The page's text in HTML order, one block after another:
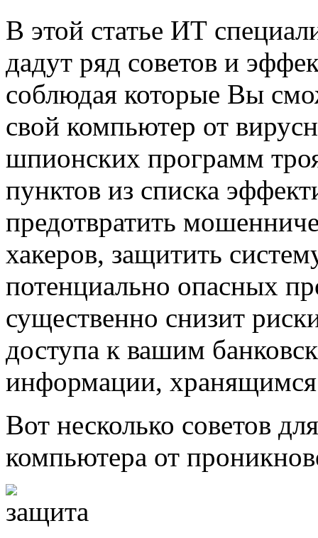
В этой статье ИТ
дадут ряд советов и
соблюдая которые Вы
свой компьютер от
шпионских программ
пунктов из списка
предотвратить
хакеров, защитить
потенциально опасных
существенно снизит
доступа к вашим
информации,
Вот несколько советов
компьютера от